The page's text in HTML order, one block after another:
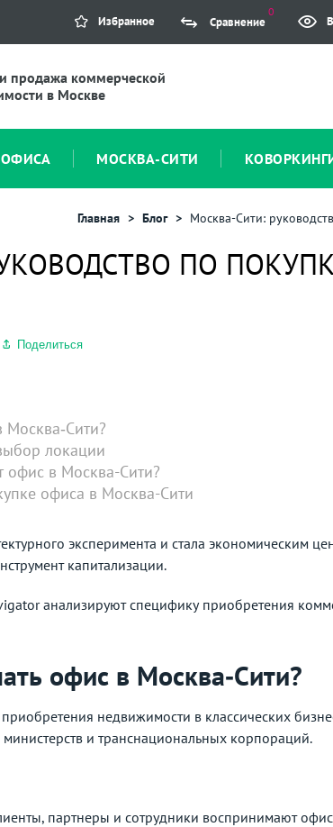
Избранное Сравнение
0
продажа коммерческой
в Москве
МОСКВА-СИТИ
Главная Блог Москва-Сити:
ПО
Поделиться
локации
офис в Москва-Сити?
офиса в Москва-Сити
эксперимента и стала
капитализации.
анализируют специфику приобретения
офис в Москва‑Сити?
недвижимости в классических
и транснациональных корпораций.
партнеры и сотрудники воспринимают